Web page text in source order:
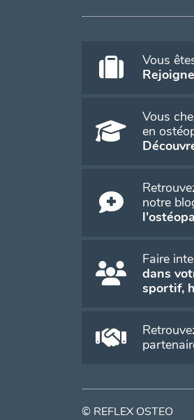
Vous
Vous
en
notre
Faire
dans
sportif,
© REFLEX OSTEO